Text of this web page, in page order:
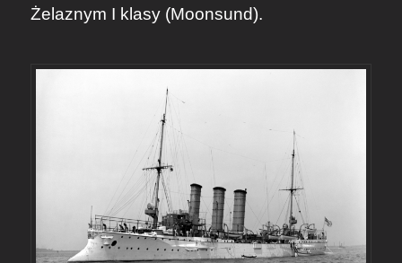
Żelaznym I klasy (Moonsund).